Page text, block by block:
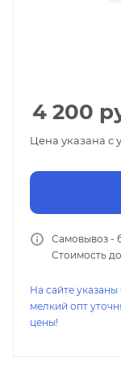
4 200
Цена указана с
Самовывоз -
Стоимость
На сайте
мелкий опт
цены!